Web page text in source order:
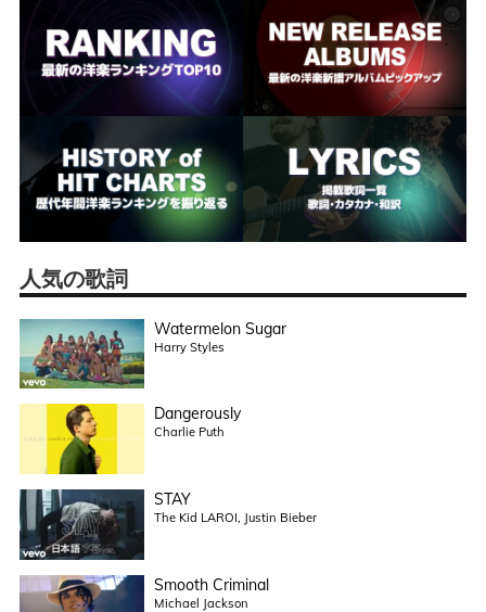
人気の歌詞
Watermelon Sugar
Harry Styles
Dangerously
Charlie Puth
STAY
The Kid LAROI, Justin Bieber
Smooth Criminal
Michael Jackson